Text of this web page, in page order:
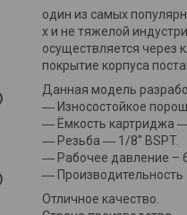
один из самых
х и не тяжелой
осуществляется через
покрытие корпуса
Данная модель
― Износостойкое
― Ёмкость картриджа
― Резьба ― 1/8" BSPT.
― Рабочее давление –
― Производительность
Отличное качество.